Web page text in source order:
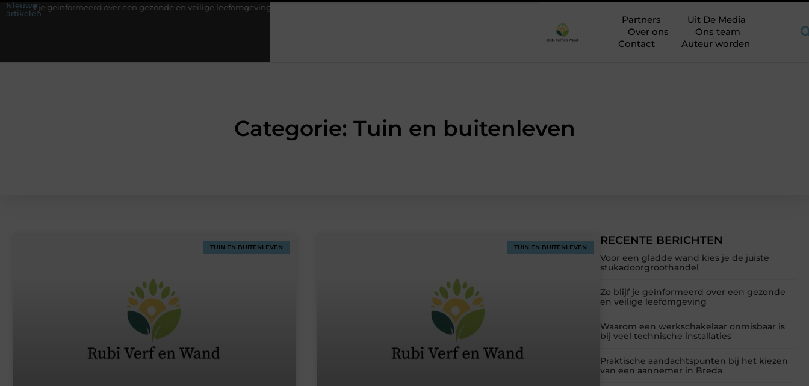
Nieuwe
artikelen
geïnformeerd over een gezonde en veilige leefomgeving Waarom een werkschakelaar onmisbaar is bij veel technische installaties
Partners
Uit De Media
Over ons
Ons team
Contact
Auteur worden
Categorie: Tuin en buitenleven
RECENTE BERICHTEN
Voor een gladde wand kies je de juiste
stukadoorgroothandel
Zo blijf je geïnformeerd over een gezonde
en veilige leefomgeving
Waarom een werkschakelaar onmisbaar is
bij veel technische installaties
Praktische aandachtspunten bij het kiezen
van een aannemer in Breda
TUIN EN BUITENLEVEN TUIN EN BUITENLEVEN